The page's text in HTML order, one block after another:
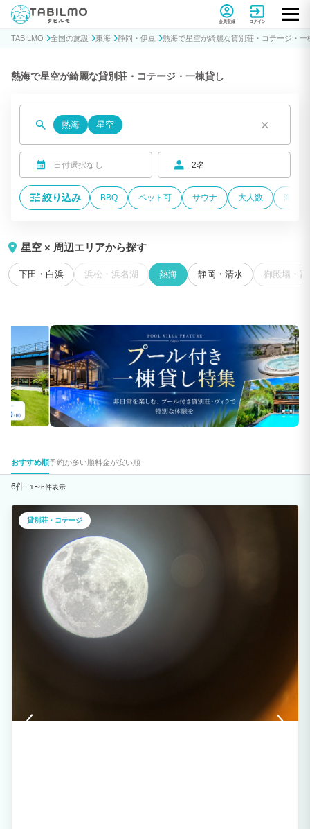
貸別荘コテージ・一棟貸し宿泊予約サイトTABILMO(タビルモ)
会員登録 ログイン
TABILMO 全国の施設 東海 静岡・伊豆 熱海で星空が綺麗な貸別荘・コテージ・一
熱海で星空が綺麗な貸別荘・コテージ・一棟貸し
熱海 星空 ×
日付選択なし 2名
絞り込み BBQ ペット可 サウナ 大人数 海が
星空 × 周辺エリアから探す
下田・白浜 浜松・浜名湖 熱海 静岡・清水 御殿場・
おすすめ順予約が多い順料金が安い順
6件 1〜6件表示
貸別荘・コテージ